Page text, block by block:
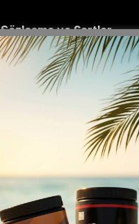
Sözleşme ve Şartlar
Mesafeli Satış Sözleşmesi
İade Politikası
Gizlilik Politikası
Hizmet Kullanım Şartları
Kişisel Veriler Politikası